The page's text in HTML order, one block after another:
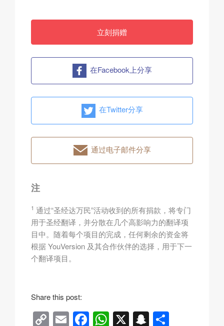
立刻捐赠
在Facebook上分享
在Twitter分享
通过电子邮件分享
注
1 通过“圣经达万民”活动收到的所有捐款，将专门
用于圣经翻译，并分散在几个高影响力的翻译项
目中。随着每个项目的完成，任何剩余的资金将
根据 YouVersion 及其合作伙伴的选择，用于下一
个翻译项目。
Share this post:
C E F W X S